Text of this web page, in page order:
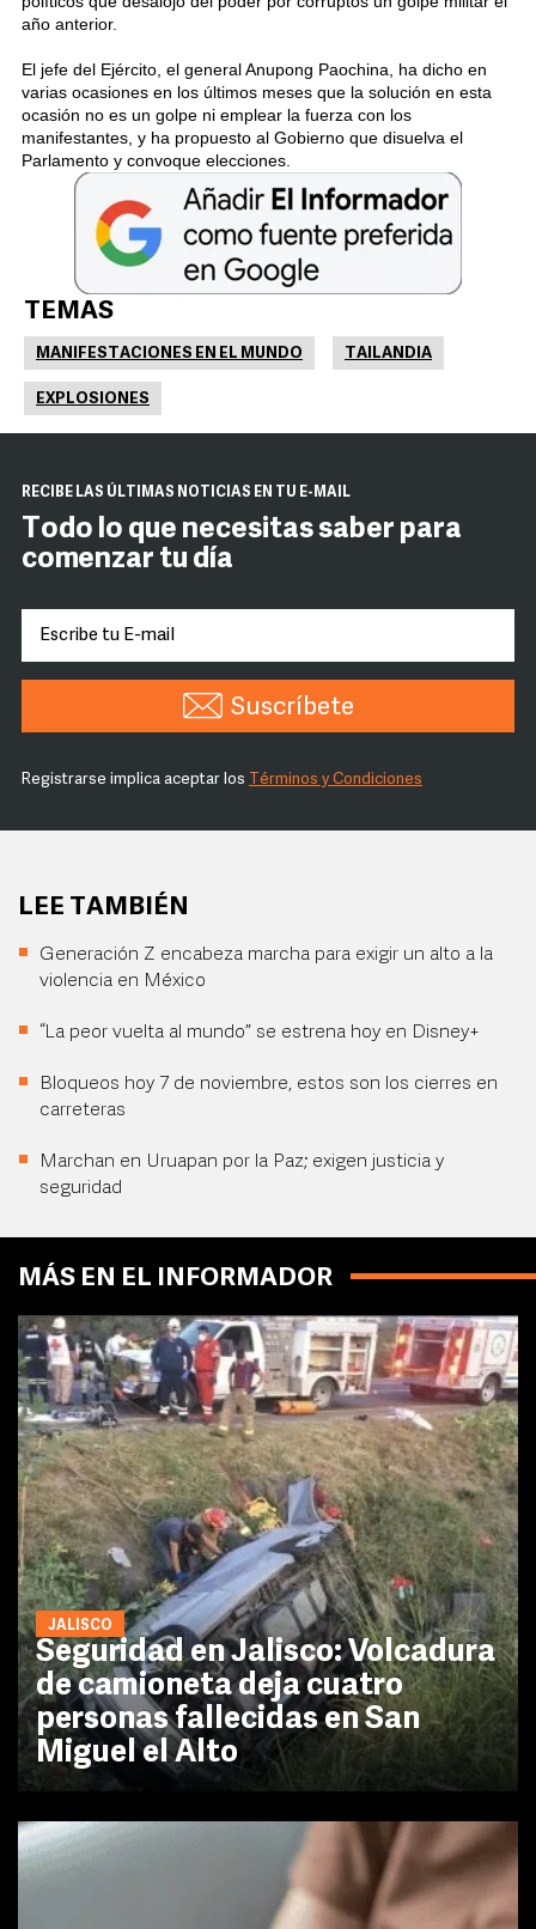
año anterior.
El jefe del Ejército, el general Anupong Paochina, ha dicho en
varias ocasiones en los últimos meses que la solución en esta
ocasión no es un golpe ni emplear la fuerza con los
manifestantes, y ha propuesto al Gobierno que disuelva el
Parlamento y convoque elecciones.
TEMAS
MANIFESTACIONES EN EL MUNDO TAILANDIA
EXPLOSIONES
RECIBE LAS ÚLTIMAS NOTICIAS EN TU E-MAIL
Todo lo que necesitas saber para
comenzar tu día
Suscríbete
Registrarse implica aceptar los Términos y Condiciones
LEE TAMBIÉN
Generación Z encabeza marcha para exigir un alto a la
violencia en México
“La peor vuelta al mundo” se estrena hoy en Disney+
Bloqueos hoy 7 de noviembre, estos son los cierres en
carreteras
Marchan en Uruapan por la Paz; exigen justicia y
seguridad
MÁS EN EL INFORMADOR
JALISCO
Seguridad en Jalisco: Volcadura
de camioneta deja cuatro
personas fallecidas en San
Miguel el Alto